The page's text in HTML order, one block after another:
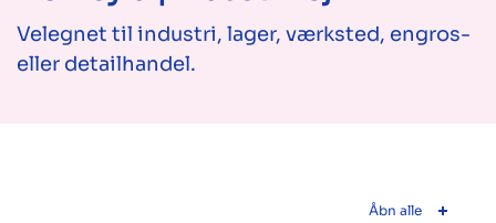
Velegnet til industri, lager, værksted, engros-
eller detailhandel.
Åbn alle